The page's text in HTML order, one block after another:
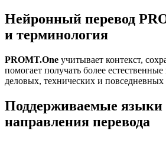
Нейронный перевод
и терминология
PROMT.One учитывает контекст,
помогает получать более
деловых, технических и повседневных
Поддерживаемые языки
направления перевода